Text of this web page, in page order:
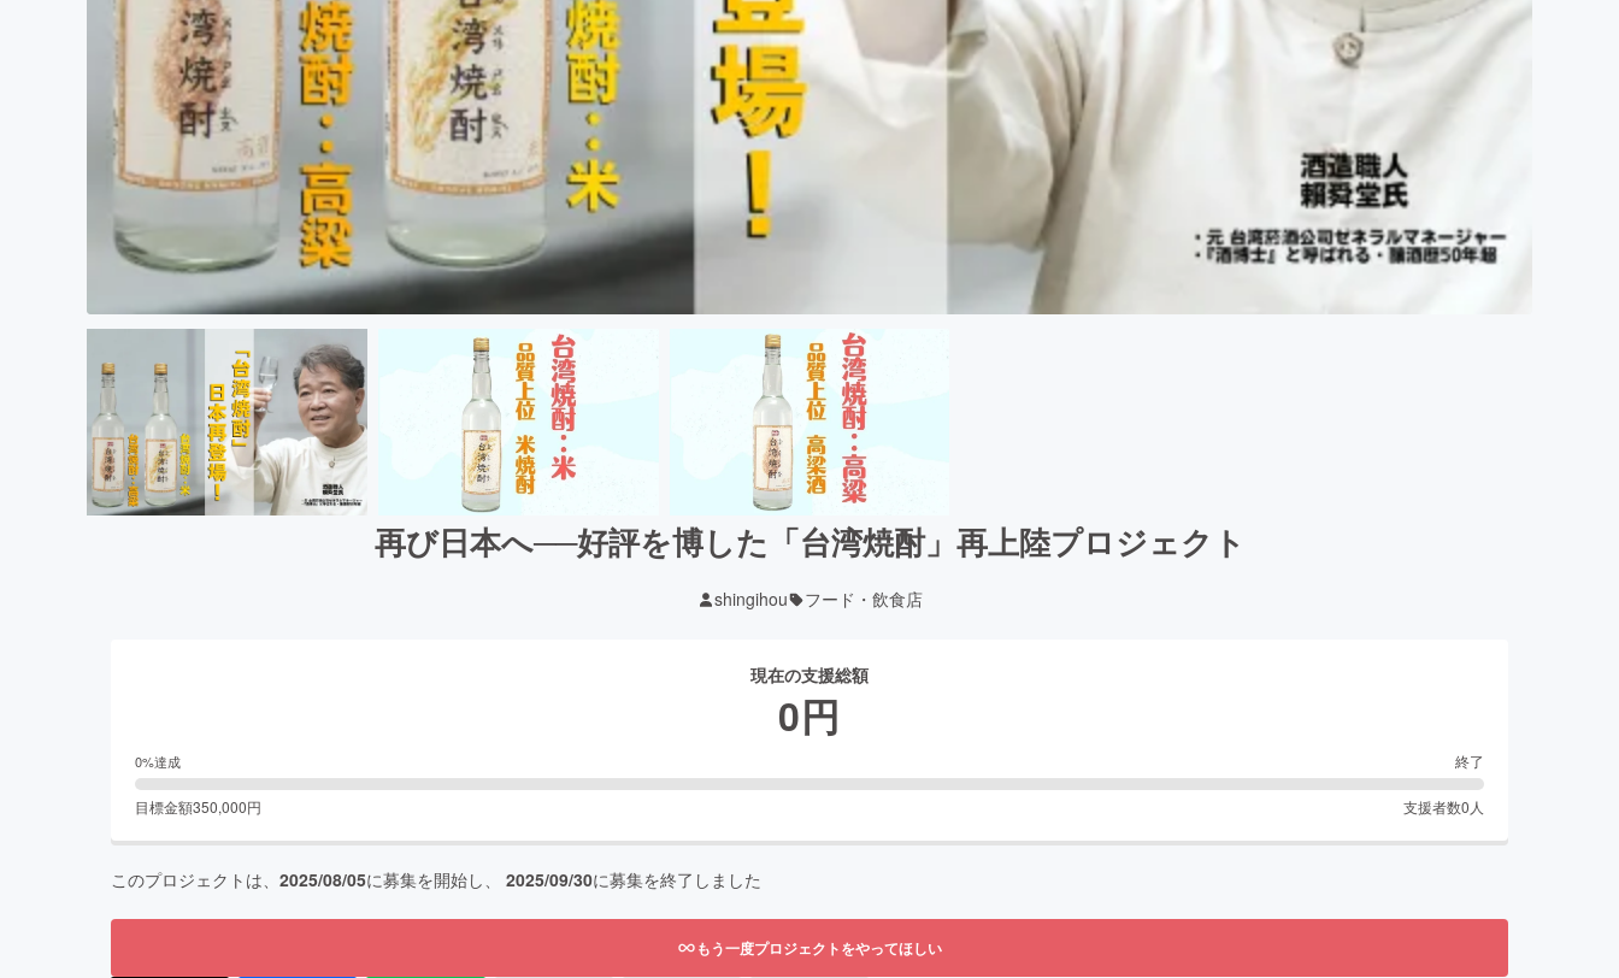
再び日本へ──好評を博した「台湾焼酎」再上陸プロジェクト
shingihou フード・飲食店
現在の支援総額
0円
0%達成 終了
目標金額350,000円 支援者数0 人
このプロジェクトは、 2025/08/05に募集を開始し、 2025/09/30に募集を終了しました
もう一度プロジェクトをやってほしい